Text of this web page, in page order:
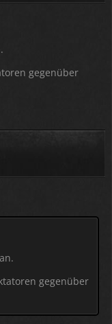
gegenüber
gegenüber